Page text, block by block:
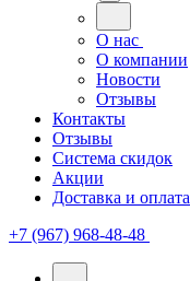
О нас
О компании
Новости
Отзывы
Контакты
Отзывы
Система скидок
Акции
Доставка и оплата
+7 (967) 968-48-48